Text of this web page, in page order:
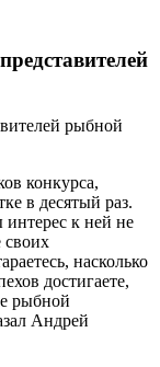
конкурса,
в десятый раз.
к ней не
своих
насколько
достигаете,
рыбной
Андрей